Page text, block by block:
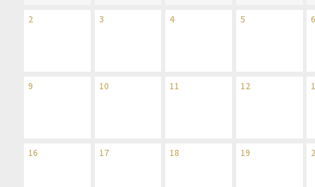
2 3 4 5
9 10 11 12
16 17 18 19